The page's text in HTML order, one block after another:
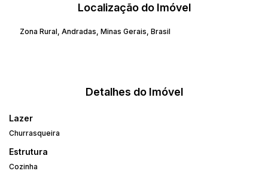
Localização do Imóvel
Zona Rural Andradas Minas Gerais Brasil
Detalhes do Imóvel
Lazer
Churrasqueira
Estrutura
Cozinha